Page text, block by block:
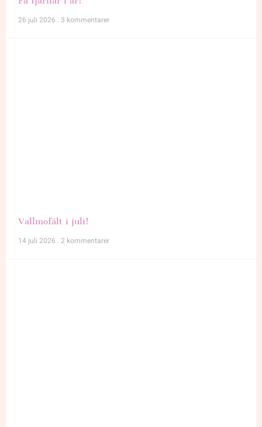
26 juli 2026
3 kommentarer
Vallmofält i juli!
14 juli 2026 2 kommentarer